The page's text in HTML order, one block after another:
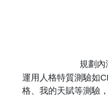
規劃內
運用人格特質測驗如
格、我的天賦等測驗